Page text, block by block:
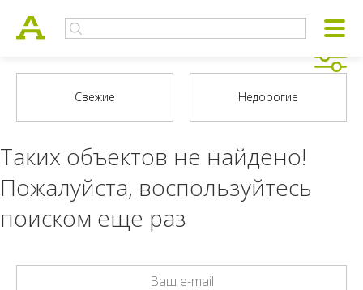
Таких объектов не найдено!
Пожалуйста, воспользуйтесь
поиском еще раз